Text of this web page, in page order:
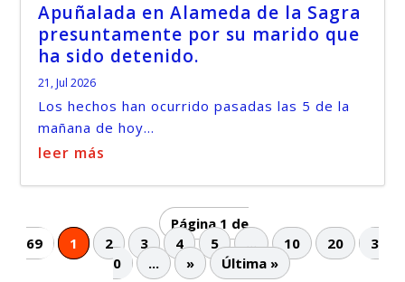
Apuñalada en Alameda de la Sagra
presuntamente por su marido que
ha sido detenido.
21, Jul 2026
Los hechos han ocurrido pasadas las 5 de la
mañana de hoy...
leer más
Página 1 de
69
1 2 3 4 5 ... 10 20
3
0
... » Última »